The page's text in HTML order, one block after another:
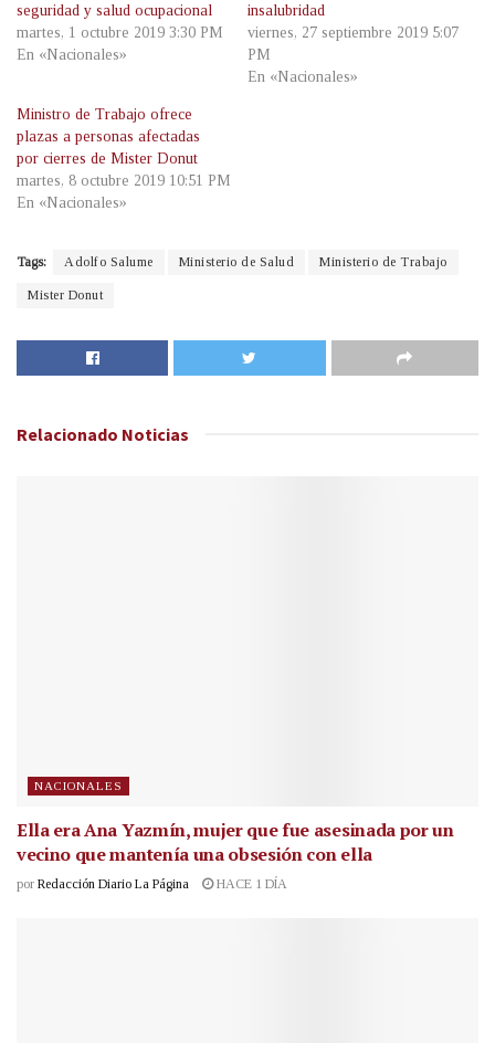
seguridad y salud ocupacional
martes, 1 octubre 2019 3:30 PM
En «Nacionales»
insalubridad
viernes, 27 septiembre 2019 5:07
PM
En «Nacionales»
Ministro de Trabajo ofrece
plazas a personas afectadas
por cierres de Mister Donut
martes, 8 octubre 2019 10:51 PM
En «Nacionales»
Tags: Adolfo Salume Ministerio de Salud Ministerio de Trabajo
Mister Donut
Relacionado Noticias
NACIONALES
Ella era Ana Yazmín, mujer que fue asesinada por un
vecino que mantenía una obsesión con ella
por Redacción Diario La Página HACE 1 DÍA